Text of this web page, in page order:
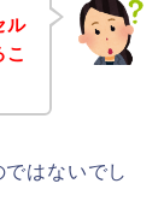
ル
はないでし